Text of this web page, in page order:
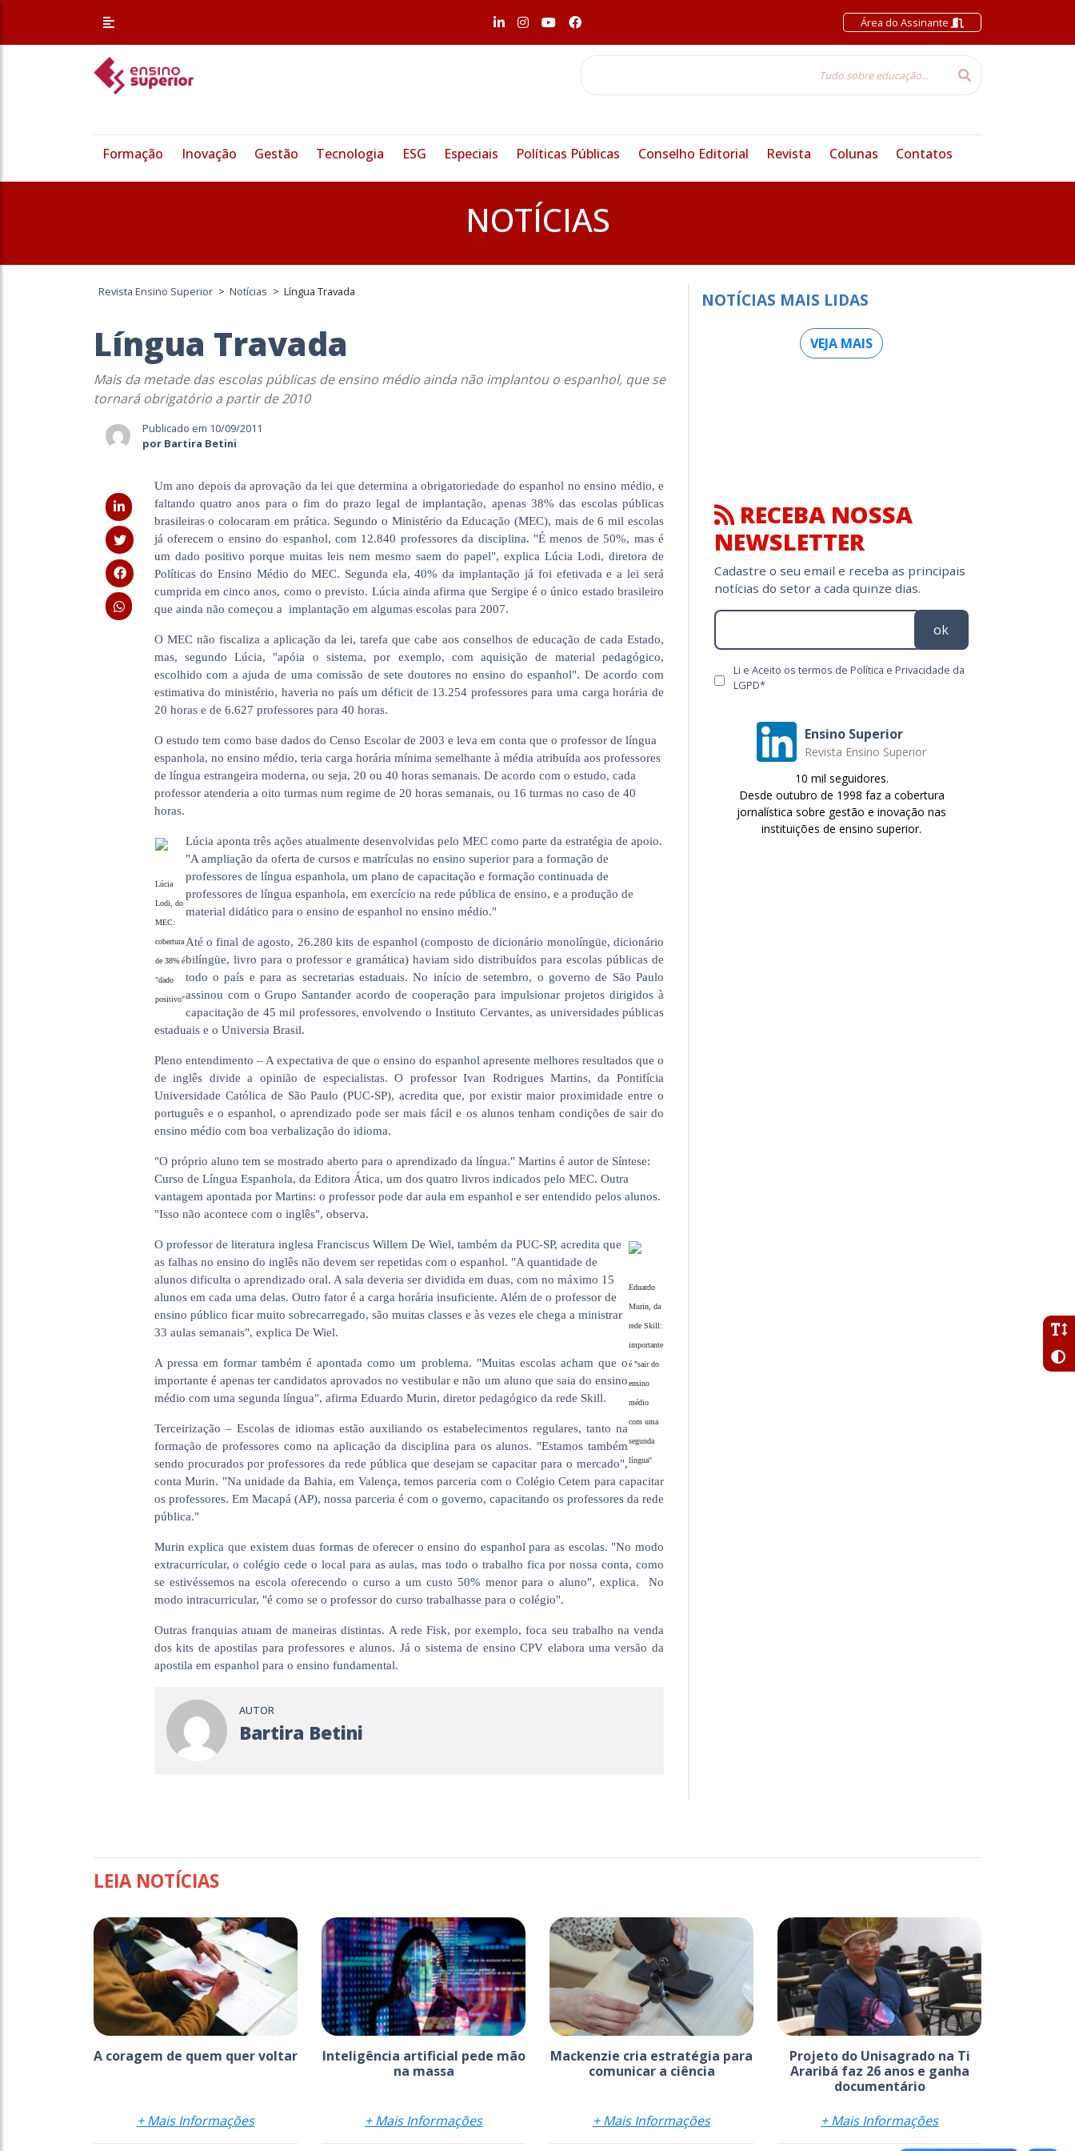
Área do Assinante
Formação Inovação Gestão Tecnologia ESG Especiais Políticas Públicas Conselho Editorial Revista Colunas Contatos
NOTÍCIAS
Revista Ensino Superior > Notícias > Língua Travada
Língua Travada
Mais da metade das escolas públicas de ensino médio ainda não implantou o espanhol, que se
tornará obrigatório a partir de 2010
Publicado em 10/09/2011
por Bartira Betini
Um ano depois da aprovação da lei que determina a obrigatoriedade do espanhol no ensino médio, e
faltando quatro anos para o fim do prazo legal de implantação, apenas 38% das escolas públicas
brasileiras o colocaram em prática. Segundo o Ministério da Educação (MEC), mais de 6 mil escolas
já oferecem o ensino do espanhol, com 12.840 professores da disciplina. "É menos de 50%, mas é
um dado positivo porque muitas leis nem mesmo saem do papel", explica Lúcia Lodi, diretora de
Políticas do Ensino Médio do MEC. Segunda ela, 40% da implantação já foi efetivada e a lei será
cumprida em cinco anos, como o previsto. Lúcia ainda afirma que Sergipe é o único estado brasileiro
que ainda não começou a implantação em algumas escolas para 2007.
O MEC não fiscaliza a aplicação da lei, tarefa que cabe aos conselhos de educação de cada Estado,
mas, segundo Lúcia, "apóia o sistema, por exemplo, com aquisição de material pedagógico,
escolhido com a ajuda de uma comissão de sete doutores no ensino do espanhol". De acordo com
estimativa do ministério, haveria no país um déficit de 13.254 professores para uma carga horária de
20 horas e de 6.627 professores para 40 horas.
O estudo tem como base dados do Censo Escolar de 2003 e leva em conta que o professor de língua
espanhola, no ensino médio, teria carga horária mínima semelhante à média atribuída aos professores
de língua estrangeira moderna, ou seja, 20 ou 40 horas semanais. De acordo com o estudo, cada
professor atenderia a oito turmas num regime de 20 horas semanais, ou 16 turmas no caso de 40
horas.
Lúcia
Lodi, do
MEC:
cobertura
de 38% é
"dado
positivo"
Lúcia aponta três ações atualmente desenvolvidas pelo MEC como parte da estratégia de apoio.
"A ampliação da oferta de cursos e matrículas no ensino superior para a formação de
professores de língua espanhola, um plano de capacitação e formação continuada de
professores de língua espanhola, em exercício na rede pública de ensino, e a produção de
material didático para o ensino de espanhol no ensino médio."
Até o final de agosto, 26.280 kits de espanhol (composto de dicionário monolíngüe, dicionário
bilíngüe, livro para o professor e gramática) haviam sido distribuídos para escolas públicas de
todo o país e para as secretarias estaduais. No início de setembro, o governo de São Paulo
assinou com o Grupo Santander acordo de cooperação para impulsionar projetos dirigidos à
capacitação de 45 mil professores, envolvendo o Instituto Cervantes, as universidades públicas
estaduais e o Universia Brasil.
Pleno entendimento – A expectativa de que o ensino do espanhol apresente melhores resultados que o
de inglês divide a opinião de especialistas. O professor Ivan Rodrigues Martins, da Pontifícia
Universidade Católica de São Paulo (PUC-SP), acredita que, por existir maior proximidade entre o
português e o espanhol, o aprendizado pode ser mais fácil e os alunos tenham condições de sair do
ensino médio com boa verbalização do idioma.
"O próprio aluno tem se mostrado aberto para o aprendizado da língua." Martins é autor de Síntese:
Curso de Língua Espanhola, da Editora Ática, um dos quatro livros indicados pelo MEC. Outra
vantagem apontada por Martins: o professor pode dar aula em espanhol e ser entendido pelos alunos.
"Isso não acontece com o inglês", observa.
Eduardo
Murin, da
rede Skill:
importante
é "sair do
ensino
médio
com uma
segunda
língua"
O professor de literatura inglesa Franciscus Willem De Wiel, também da PUC-SP, acredita que
as falhas no ensino do inglês não devem ser repetidas com o espanhol. "A quantidade de
alunos dificulta o aprendizado oral. A sala deveria ser dividida em duas, com no máximo 15
alunos em cada uma delas. Outro fator é a carga horária insuficiente. Além de o professor de
ensino público ficar muito sobrecarregado, são muitas classes e às vezes ele chega a ministrar
33 aulas semanais", explica De Wiel.
A pressa em formar também é apontada como um problema. "Muitas escolas acham que o
importante é apenas ter candidatos aprovados no vestibular e não um aluno que saia do ensino
médio com uma segunda língua", afirma Eduardo Murin, diretor pedagógico da rede Skill.
Terceirização – Escolas de idiomas estão auxiliando os estabelecimentos regulares, tanto na
formação de professores como na aplicação da disciplina para os alunos. "Estamos também
sendo procurados por professores da rede pública que desejam se capacitar para o mercado",
conta Murin. "Na unidade da Bahia, em Valença, temos parceria com o Colégio Cetem para capacitar
os professores. Em Macapá (AP), nossa parceria é com o governo, capacitando os professores da rede
pública."
Murin explica que existem duas formas de oferecer o ensino do espanhol para as escolas. "No modo
extracurricular, o colégio cede o local para as aulas, mas todo o trabalho fica por nossa conta, como
se estivéssemos na escola oferecendo o curso a um custo 50% menor para o aluno", explica. No
modo intracurricular, "é como se o professor do curso trabalhasse para o colégio".
Outras franquias atuam de maneiras distintas. A rede Fisk, por exemplo, foca seu trabalho na venda
dos kits de apostilas para professores e alunos. Já o sistema de ensino CPV elabora uma versão da
apostila em espanhol para o ensino fundamental.
AUTOR
Bartira Betini
NOTÍCIAS MAIS LIDAS
VEJA MAIS
RECEBA NOSSA
NEWSLETTER
Cadastre o seu email e receba as principais
notícias do setor a cada quinze dias.
ok
Li e Aceito os termos de Política e Privacidade da
LGPD*
Ensino Superior
Revista Ensino Superior
10 mil seguidores.
Desde outubro de 1998 faz a cobertura
jornalística sobre gestão e inovação nas
instituições de ensino superior.
LEIA NOTÍCIAS
A coragem de quem quer voltar
+ Mais Informações
Inteligência artificial pede mão
na massa
+ Mais Informações
Mackenzie cria estratégia para
comunicar a ciência
+ Mais Informações
Projeto do Unisagrado na Ti
Araribá faz 26 anos e ganha
documentário
+ Mais Informações